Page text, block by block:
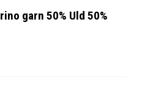
garn 50% Uld 50%